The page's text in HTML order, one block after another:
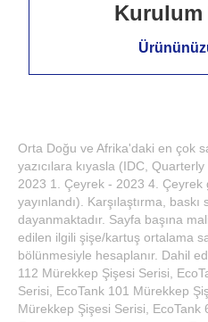
Kurulum
Orta Doğu ve Afrika'daki en çok
yazıcılara kıyasla (IDC,
2023 1. Çeyrek - 2023 4.
yayınlandı). Karşılaştırma,
dayanmaktadır. Sayfa başına
edilen ilgili şişe/kartuş ortalama
bölünmesiyle hesaplanır. Dahil
112 Mürekkep Şişesi Serisi,
Serisi, EcoTank 101 Mürekkep
Mürekkep Şişesi Serisi, EcoTank